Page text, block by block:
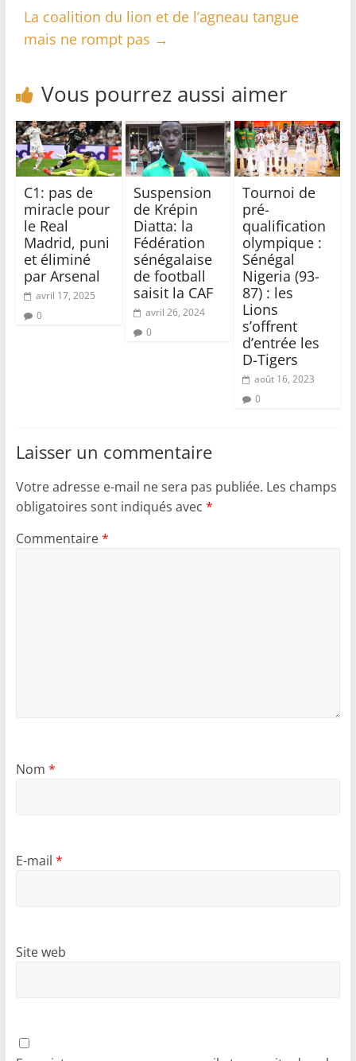
La coalition du lion et de l’agneau tangue
mais ne rompt pas →
Vous pourrez aussi aimer
C1: pas de
miracle pour
le Real
Madrid, puni
et éliminé
par Arsenal
avril 17, 2025
0
Suspension
de Krépin
Diatta: la
Fédération
sénégalaise
de football
saisit la CAF
avril 26, 2024
0
Tournoi de
pré-
qualification
olympique :
Sénégal
Nigeria (93-
87) : les
Lions
s’offrent
d’entrée les
D-Tigers
août 16, 2023
0
Laisser un commentaire
Votre adresse e-mail ne sera pas publiée. Les champs
obligatoires sont indiqués avec *
Commentaire*
Nom *
E-mail *
Site web